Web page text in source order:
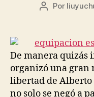
Autor
entrada
Por
De manera quizás
organizó una gran
libertad de Alberto
no solo se negó a